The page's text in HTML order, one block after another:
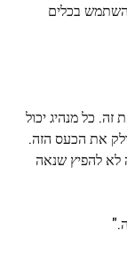
בכלים
כל מנהיג יכול
את הכעס הזה.
לא להפיץ שנאה